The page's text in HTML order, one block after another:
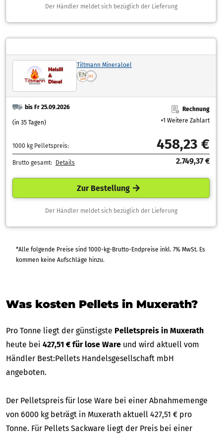
Der Händler meldet sich bezüglich der Lieferung
Tiltmann Mineraloel
bis Fr 25.09.2026
(in 35 Tagen)
Rechnung
+1 Weitere Zahlart
1000 kg Pelletspreis: 458,23 €
Brutto gesamt: Details 2.749,37 €
Zur Bestellung
Der Händler meldet sich bezüglich der Lieferung
*Alle folgende Preise sind 1000-kg-Brutto-Endpreise inkl. 7% MwSt. Es
kommen keine Aufschläge hinzu.
Was kosten Pellets in Muxerath?
Pro Tonne liegt der günstigste Pelletspreis in Muxerath
heute bei 427,51 € für lose Ware und wird aktuell vom
Händler Best:Pellets Handelsgesellschaft mbH
angeboten.
Der Pelletspreis für lose Ware bei einer Abnahmemenge
von 6000 kg beträgt in Muxerath aktuell 427,51 € pro
Tonne. Für Pellets Sackware liegt der Preis bei einer